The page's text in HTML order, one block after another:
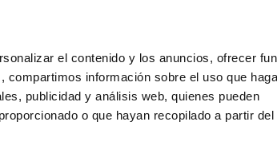
el contenido y los anuncios, ofrecer
información sobre el uso que
publicidad y análisis web, quienes pueden
o que hayan recopilado a partir del
le vuelva a pasar a nadie más"